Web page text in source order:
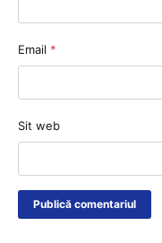
Email *
Sit web